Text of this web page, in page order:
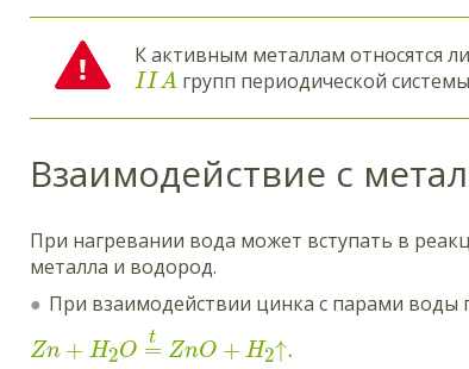
К активным металлам относятся
IIA групп периодической
Взаимодействие с
При нагревании вода может вступать в
металла и водород.
При взаимодействии цинка с парами воды
Zn + H2O =
t
ZnO + H2↑.